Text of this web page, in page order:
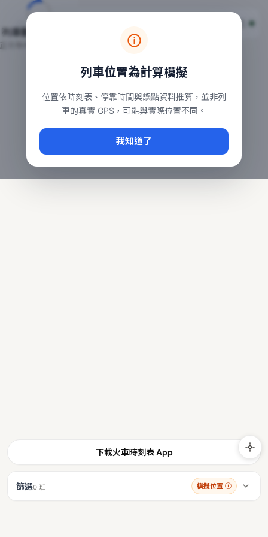
台鐵列車即時位置地圖
本頁顯示目前全台鐵運行中的列車位置，涵蓋自強、普悠瑪、
常用查詢：
、台中車站即時動態
台鐵即時動態
下載火車時刻表 App
篩選0 班 模擬位置 ⓘ
列車位置為計算模擬
位置依時刻表、停靠時間與誤點資料推算，並非列
車的真實 GPS，可能與實際位置不同。
我知道了
列車動態載入中…